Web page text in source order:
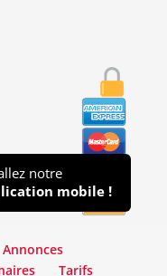
notre
mobile !
Annonces
Tarifs